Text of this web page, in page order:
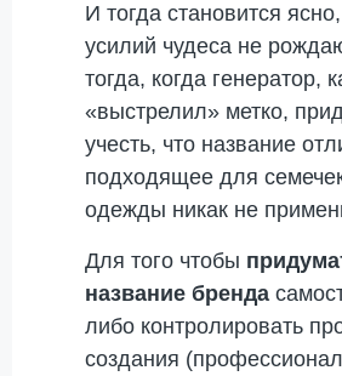
И тогда становится
усилий чудеса не
тогда, когда генератор,
«выстрелил» метко,
учесть, что название
подходящее для
одежды никак не
Для того чтобы
название бренда
либо контролировать
создания